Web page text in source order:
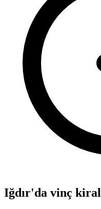
Iğdır'da vinç